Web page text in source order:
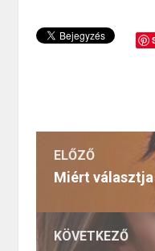
ELŐZŐ
KÖVETKEZŐ